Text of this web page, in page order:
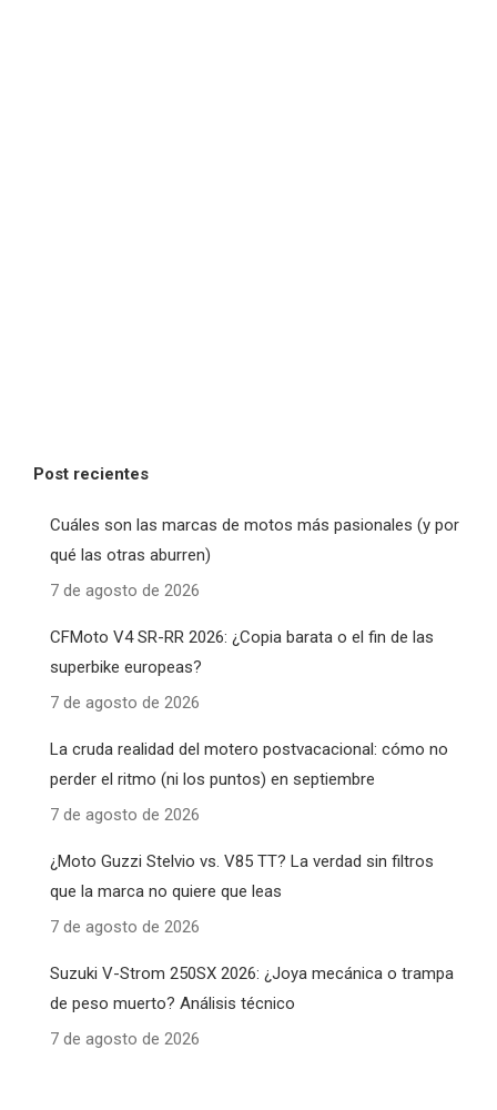
Post recientes
Cuáles son las marcas de motos más pasionales (y por
qué las otras aburren)
7 de agosto de 2026
CFMoto V4 SR-RR 2026: ¿Copia barata o el fin de las
superbike europeas?
7 de agosto de 2026
La cruda realidad del motero postvacacional: cómo no
perder el ritmo (ni los puntos) en septiembre
7 de agosto de 2026
¿Moto Guzzi Stelvio vs. V85 TT? La verdad sin filtros
que la marca no quiere que leas
7 de agosto de 2026
Suzuki V-Strom 250SX 2026: ¿Joya mecánica o trampa
de peso muerto? Análisis técnico
7 de agosto de 2026